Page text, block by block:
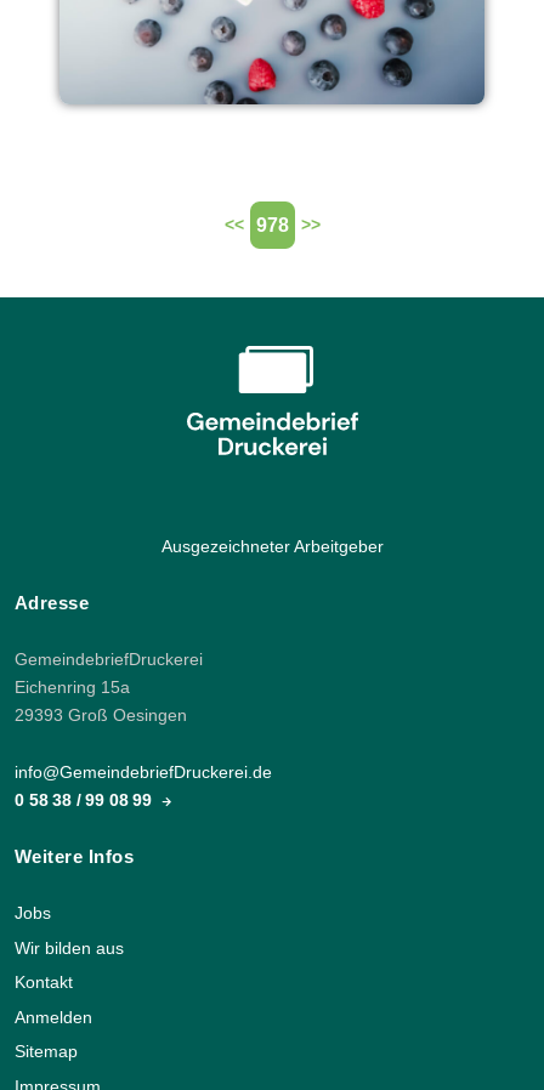
<< 978 >>
Ausgezeichneter Arbeitgeber
Adresse
GemeindebriefDruckerei
Eichenring 15a
29393 Groß Oesingen
info@GemeindebriefDruckerei.de
0 58 38 / 99 08 99
Weitere Infos
Jobs
Wir bilden aus
Kontakt
Anmelden
Sitemap